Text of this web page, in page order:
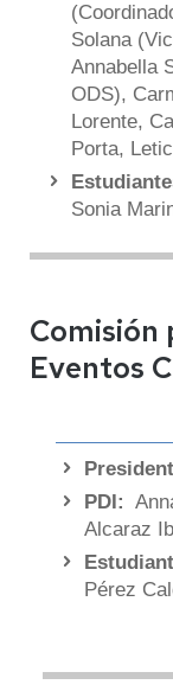
Solana
Annabella
ODS),
Lorente,
Porta,
Sonia
Comisión
Eventos
PDI:
Alcaraz
Pérez